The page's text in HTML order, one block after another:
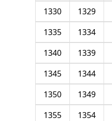
1329
1330
1334
1335
1339
1340
1344
1345
1349
1350
1354
1355